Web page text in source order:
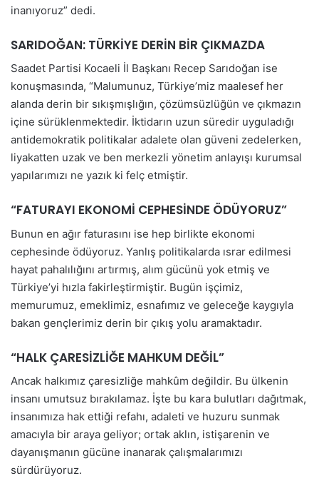
inanıyoruz” dedi.
SARIDOĞAN: TÜRKİYE DERİN BİR ÇIKMAZDA
Saadet Partisi Kocaeli İl Başkanı Recep Sarıdoğan ise
konuşmasında, “Malumunuz, Türkiye’miz maalesef her
alanda derin bir sıkışmışlığın, çözümsüzlüğün ve çıkmazın
içine sürüklenmektedir. İktidarın uzun süredir uyguladığı
antidemokratik politikalar adalete olan güveni zedelerken,
liyakatten uzak ve ben merkezli yönetim anlayışı kurumsal
yapılarımızı ne yazık ki felç etmiştir.
“FATURAYI EKONOMİ CEPHESİNDE ÖDÜYORUZ”
Bunun en ağır faturasını ise hep birlikte ekonomi
cephesinde ödüyoruz. Yanlış politikalarda ısrar edilmesi
hayat pahalılığını artırmış, alım gücünü yok etmiş ve
Türkiye’yi hızla fakirleştirmiştir. Bugün işçimiz,
memurumuz, emeklimiz, esnafımız ve geleceğe kaygıyla
bakan gençlerimiz derin bir çıkış yolu aramaktadır.
“HALK ÇARESİZLİĞE MAHKUM DEĞİL”
Ancak halkımız çaresizliğe mahkûm değildir. Bu ülkenin
insanı umutsuz bırakılamaz. İşte bu kara bulutları dağıtmak,
insanımıza hak ettiği refahı, adaleti ve huzuru sunmak
amacıyla bir araya geliyor; ortak aklın, istişarenin ve
dayanışmanın gücüne inanarak çalışmalarımızı
sürdürüyoruz.